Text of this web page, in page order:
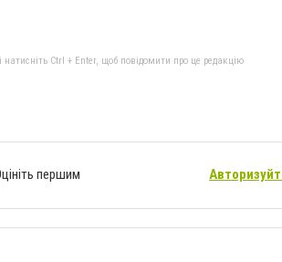
Ctrl + Enter, щоб повідомити про це редакцію
першим